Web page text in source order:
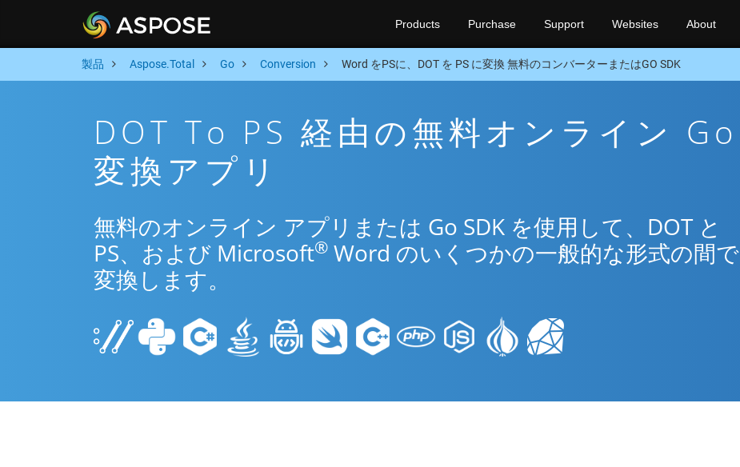
Products Purchase Support Websites About
製品 Aspose.Total Go Conversion Word をPSに、DOT を PS に変換 無料のコンバーターまたはGO SDK
DOT To PS 経由の無料オンライン Go
変換アプリ
無料のオンライン アプリまたは Go SDK を使用して、DOT と
PS、および Microsoft® Word のいくつかの一般的な形式の間で
変換します。